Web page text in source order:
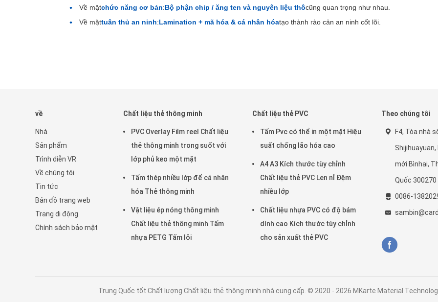
Về mặtchức năng cơ bản:Bộ phận chip / ăng ten và nguyên liệu thôcũng quan trọng như nhau.
Về mặttuân thủ an ninh:Lamination + mã hóa & cá nhân hóatạo thành rào cản an ninh cốt lõi.
về
Nhà
Sản phẩm
Trình diễn VR
Về chúng tôi
Tin tức
Bản đồ trang web
Trang di động
Chính sách bảo mật
Chất liệu thẻ thông minh
PVC Overlay Film reel Chất liệu
thẻ thông minh trong suốt với
lớp phủ keo một mặt
Tấm thép nhiều lớp để cá nhân
hóa Thẻ thông minh
Vật liệu ép nóng thông minh
Chất liệu thẻ thông minh Tấm
nhựa PETG Tấm lõi
Chất liệu thẻ PVC
Tấm Pvc có thể in một mặt Hiệu
suất chống lão hóa cao
A4 A3 Kích thước tùy chỉnh
Chất liệu thẻ PVC Len nỉ Đệm
nhiều lớp
Chất liệu nhựa PVC có độ bám
dính cao Kích thước tùy chỉnh
cho sản xuất thẻ PVC
Theo chúng tôi
F4, Tòa nhà
Shijihuayuan,
mới Bìnhai,
Quốc 300270
0086-
Trung Quốc tốt Chất lượng Chất liệu thẻ thông minh nhà cung cấp. © 2020 - 2026 MKarte Material